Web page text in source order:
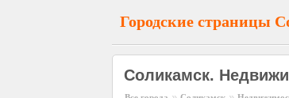
Городские страницы
Соликамск.